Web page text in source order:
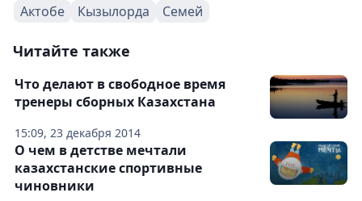
Актобе
Кызылорда Семей
Читайте также
15:09, 23 декабря 2014
Что делают в свободное время
тренеры сборных Казахстана
О чем в детстве мечтали
казахстанские спортивные
чиновники